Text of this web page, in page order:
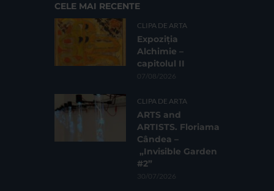
CELE MAI RECENTE
CLIPA DE ARTA
Expoziția
Alchimie –
capitolul II
07/08/2026
CLIPA DE ARTA
ARTS and
ARTISTS. Floriama
Cândea –
„Invisible Garden
#2”
30/07/2026